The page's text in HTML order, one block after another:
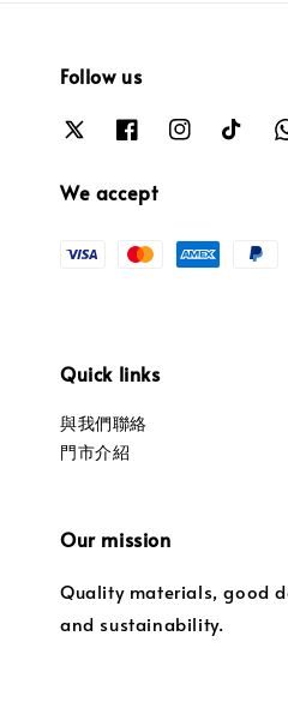
Follow us
We accept
Quick links
與我們聯絡
門市介紹
Our mission
Quality materials, good
and sustainability.